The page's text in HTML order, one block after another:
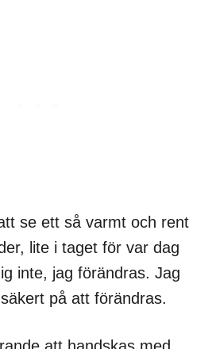
se ett så varmt och rent
lite i taget för var dag
inte, jag förändras. Jag
på att förändras.
att handskas med